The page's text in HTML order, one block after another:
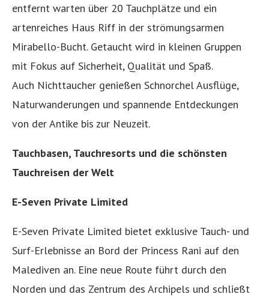
entfernt warten über 20 Tauchplätze und ein
artenreiches Haus Riff in der strömungsarmen
Mirabello-Bucht. Getaucht wird in kleinen Gruppen
mit Fokus auf Sicherheit, Qualität und Spaß.
Auch Nichttaucher genießen Schnorchel Ausflüge,
Naturwanderungen und spannende Entdeckungen
von der Antike bis zur Neuzeit.
Tauchbasen, Tauchresorts und die schönsten
Tauchreisen der Welt
E-Seven Private Limited
E-Seven Private Limited bietet exklusive Tauch- und
Surf-Erlebnisse an Bord der Princess Rani auf den
Malediven an. Eine neue Route führt durch den
Norden und das Zentrum des Archipels und schließt